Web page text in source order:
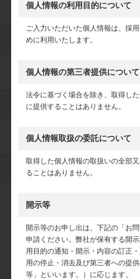
個人情報の利用目的について
ご入力いただいた個人情報は、採
めに利用いたします。
個人情報の第三者提供について
法令に基づく場合を除き、取得し
に提供することはありません。
個人情報取扱の委託について
取得した個人情報の取扱いの全部
ることはありません。
開示等
開示等のお申し出は、下記の「お
申請ください。弊社が保有する開
用目的の通知・開示・内容の訂正
用の停止・消去及び第三者への提
等」といいます。）に応じます。
お名前 必須
郵便番号 任意
ご住所 任意